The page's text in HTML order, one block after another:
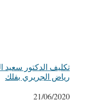
تكليف الدكتور
رياض الجريري بفلك
التاريخ
21/06/2020